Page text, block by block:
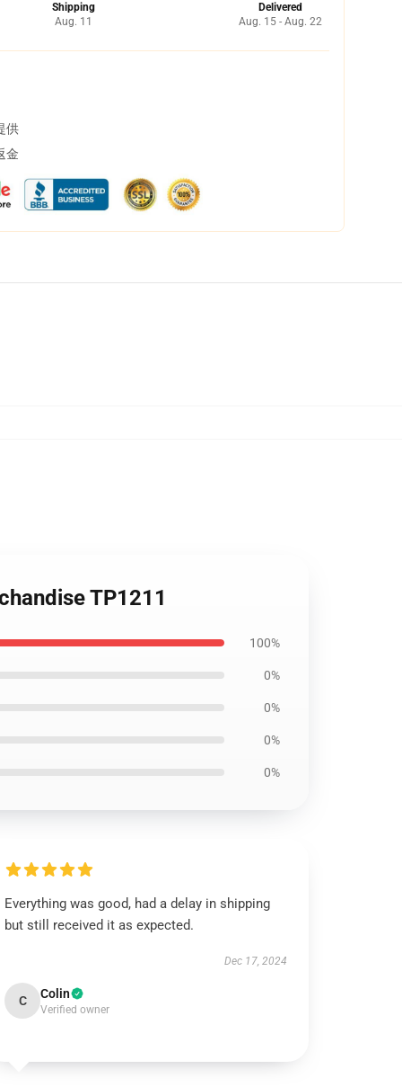
Shipping
Aug. 11
Delivered
Aug. 15 - Aug. 22
供
金
TP1211
100%
0%
0%
0%
0%
Everything was good, had a delay in shipping
but still received it as expected.
Dec 17, 2024
C Colin
Verified owner